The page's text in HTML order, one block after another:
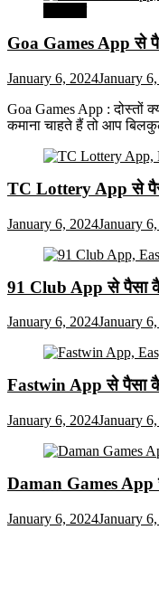
Goa Games App से
January 6, 2024January
Goa Games App : दोस्तों
कमाना चाहते हैं तो आप
TC Lottery App से
January 6, 2024January
91 Club App से पैसा
January 6, 2024January
Fastwin App से पैसा
January 6, 2024January
Daman Games
January 6, 2024January